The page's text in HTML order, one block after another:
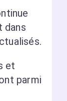
dans
et
parmi